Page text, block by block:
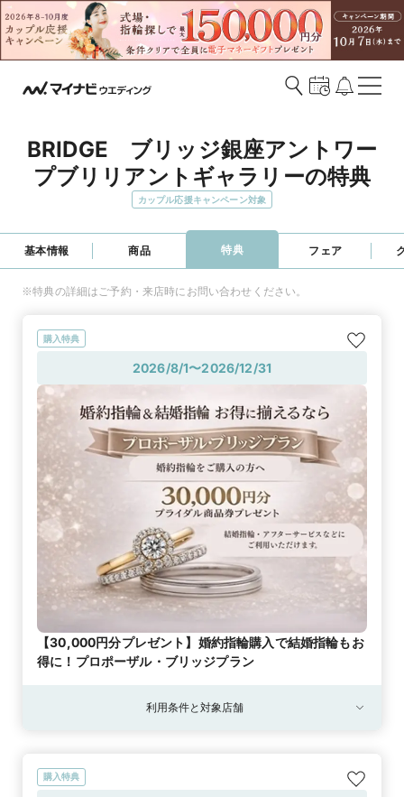
BRIDGE　ブリッジ銀座アントワー
プブリリアントギャラリーの特典
カップル応援キャンペーン対象
基本情報 商品 特典 フェア
※特典の詳細はご予約・来店時にお問い合わせください。
購入特典
2026/8/1〜2026/12/31
【30,000円分プレゼント】婚約指輪購入で結婚指輪もお
得に！プロポーザル・ブリッジプラン
利用条件と対象店舗
購入特典